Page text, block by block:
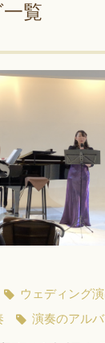
覧
ウェディング演
演奏のアルバ